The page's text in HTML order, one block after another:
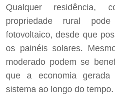
Qualquer residência,
propriedade rural
fotovoltaico, desde que
os painéis solares.
moderado podem se
que a economia
sistema ao longo do tempo.